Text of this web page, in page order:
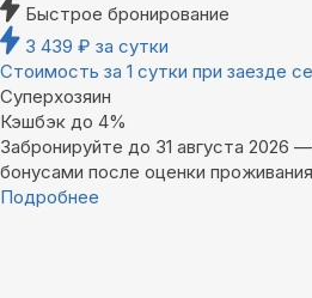
Быстрое бронирование
3 439 ₽ за сутки
Стоимость за 1 сутки при заезде
Суперхозяин
Кэшбэк до 4%
Забронируйте до 31 августа 2026
бонусами после оценки
Подробнее